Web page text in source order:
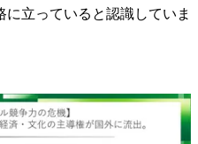
立っていると認識していま